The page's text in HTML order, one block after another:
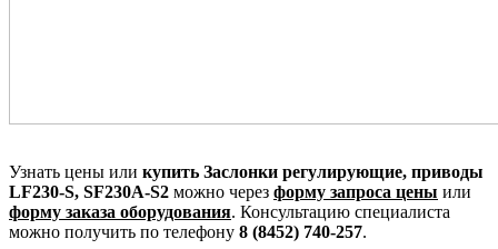
Узнать цены или купить Заслонки регулирующие, приводы
LF230-S, SF230A-S2 можно через форму запроса цены или
форму заказа оборудования. Консультацию специалиста
можно получить по телефону 8 (8452) 740-257.